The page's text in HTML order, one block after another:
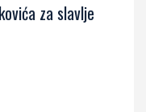
za slavlje